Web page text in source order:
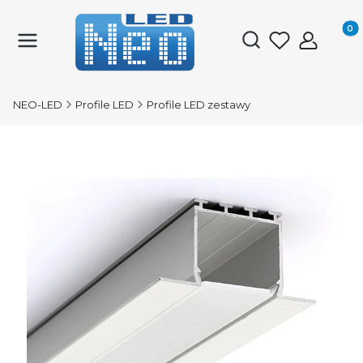
Otwórz
NEO-LED Profile LED Profile LED zestawy